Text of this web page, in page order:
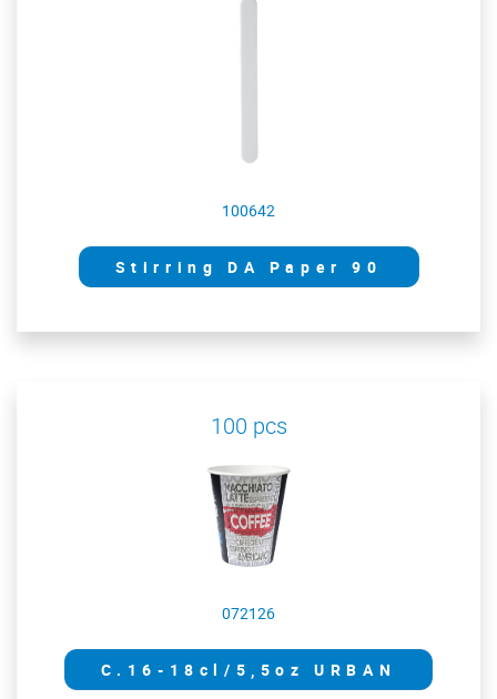
100642
Stirring DA Paper 90
100 pcs
072126
C.16-18cl/5,5oz URBAN